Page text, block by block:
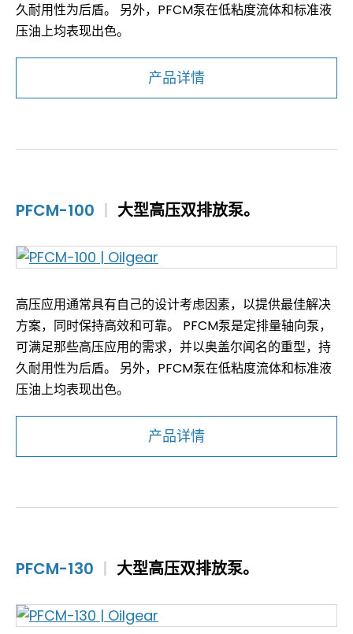
久耐用性为后盾。 另外，PFCM泵在低粘度流体和标准液
压油上均表现出色。
产品详情
PFCM-100 | 大型高压双排放泵。
高压应用通常具有自己的设计考虑因素，以提供最佳解决
方案，同时保持高效和可靠。 PFCM泵是定排量轴向泵，
可满足那些高压应用的需求，并以奥盖尔闻名的重型，持
久耐用性为后盾。 另外，PFCM泵在低粘度流体和标准液
压油上均表现出色。
产品详情
PFCM-130 | 大型高压双排放泵。